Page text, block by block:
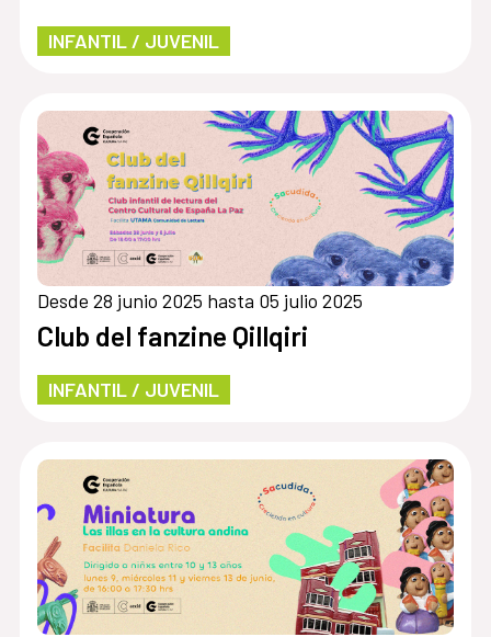
INFANTIL / JUVENIL
Desde 28 junio 2025 hasta 05 julio 2025
Club del fanzine Qillqiri
INFANTIL / JUVENIL